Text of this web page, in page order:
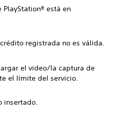
PlayStation® está en
registrada no es válida.
el video/la captura de
el límite del servicio.
insertado.